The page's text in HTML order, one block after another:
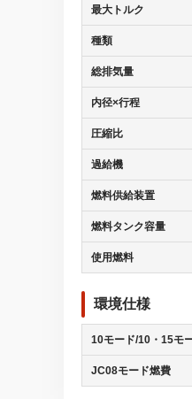
最大トルク
種類
総排気量
内径×行程
圧縮比
過給機
燃料供給装置
燃料タンク容量
使用燃料
環境仕様
10モード/10・15モ
JC08モード燃費